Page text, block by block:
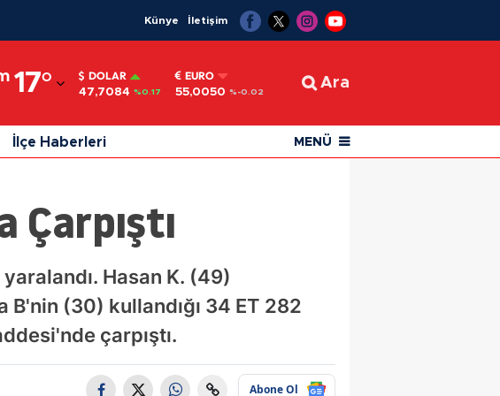
Künye İletişim
17° DOLAR
47,7084 %0.17
EURO
55,0050 %-0.02
Ara
İlçe Haberleri MENÜ
Çarpıştı
Hasan K. (49)
(30) kullandığı 34 ET 282
çarpıştı.
Abone Ol